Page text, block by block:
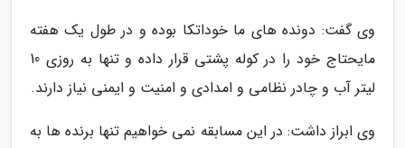
وی گفت: دونده های ما خوداتکا بوده و در طول یک هفته
مایحتاج خود را در کوله پشتی قرار داده و تنها به روزی 10
لیتر آب و چادر نظامی و امدادی و امنیت و ایمنی نیاز دارند.
وی ابراز داشت: در این مسابقه نمی خواهیم تنها برنده ها به